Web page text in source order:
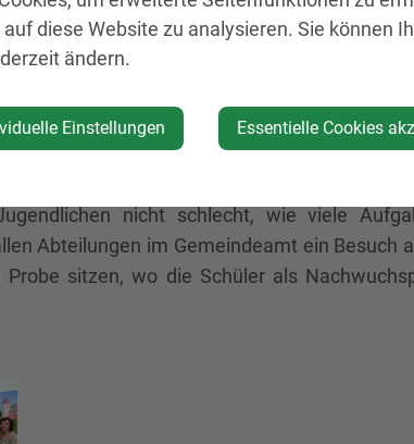
Heuras empfing die Jugendlichen
alles für die konstituierende
wurde durchgespielt, wie man in
- von der Infrastruktur bis zum
nicht schlecht, wie viele
Abteilungen im Gemeindeamt ein Besuch
Probe sitzen, wo die Schüler als
diese Website zu analysieren. Sie können
ändern.
Einstellungen Essentielle Cookies